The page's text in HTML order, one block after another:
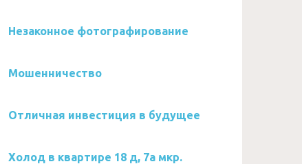
Незаконное фотографирование
Мошенничество
Отличная инвестиция в будущее
Холод в квартире 18 д, 7а мкр.